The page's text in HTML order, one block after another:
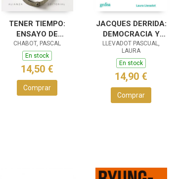
TENER TIEMPO:
ENSAYO DE
CRONOSOFÍA
CHABOT, PASCAL
En stock
14,50 €
Comprar
JACQUES DERRIDA:
DEMOCRACIA Y
SOBERANÍA
LLEVADOT PASCUAL,
LAURA
En stock
14,90 €
Comprar